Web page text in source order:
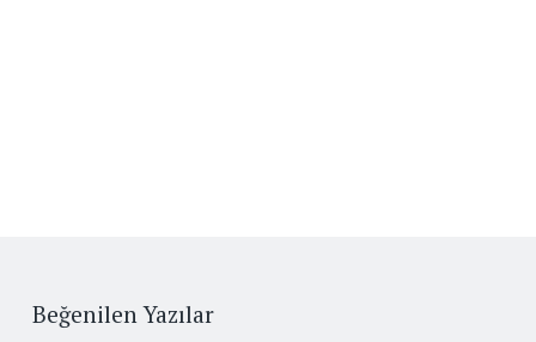
Beğenilen Yazılar